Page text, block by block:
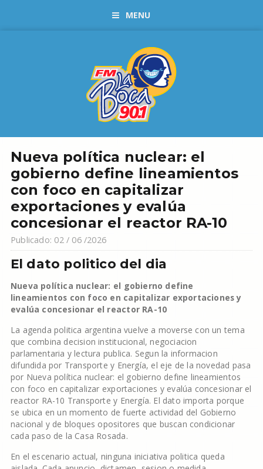
MENU
Nueva política nuclear: el
gobierno define lineamientos
con foco en capitalizar
exportaciones y evalúa
concesionar el reactor RA-10
Publicado: 02 / 06 /2026
El dato politico del dia
Nueva política nuclear: el gobierno define
lineamientos con foco en capitalizar exportaciones y
evalúa concesionar el reactor RA-10
La agenda politica argentina vuelve a moverse con un tema
que combina decision institucional, negociacion
parlamentaria y lectura publica. Segun la informacion
difundida por Transporte y Energía, el eje de la novedad pasa
por Nueva política nuclear: el gobierno define lineamientos
con foco en capitalizar exportaciones y evalúa concesionar el
reactor RA-10 Transporte y Energía. El dato importa porque
se ubica en un momento de fuerte actividad del Gobierno
nacional y de bloques opositores que buscan condicionar
cada paso de la Casa Rosada.
En el escenario actual, ninguna iniciativa politica queda